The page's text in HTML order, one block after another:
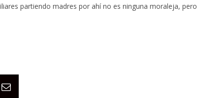
partiendo madres por ahí no es ninguna moraleja, pero